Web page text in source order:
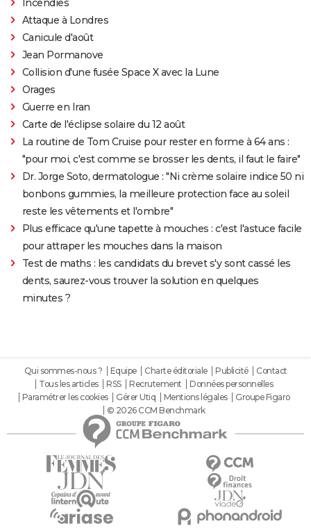
Incendies
Attaque à Londres
Canicule d'août
Jean Pormanove
Collision d'une fusée Space X avec la Lune
Orages
Guerre en Iran
Carte de l'éclipse solaire du 12 août
La routine de Tom Cruise pour rester en forme à 64 ans :
"pour moi, c'est comme se brosser les dents, il faut le faire"
Dr. Jorge Soto, dermatologue : "Ni crème solaire indice 50 ni
bonbons gummies, la meilleure protection face au soleil
reste les vêtements et l'ombre"
Plus efficace qu'une tapette à mouches : c'est l'astuce facile
pour attraper les mouches dans la maison
Test de maths : les candidats du brevet s'y sont cassé les
dents, saurez-vous trouver la solution en quelques
minutes ?
Qui sommes-nous ? Equipe Charte éditoriale Publicité
Contact
Tous les articles
RSS Recrutement
Données personnelles
Paramétrer les cookies
Gérer Utiq Mentions légales
Groupe Figaro
© 2026 CCM Benchmark